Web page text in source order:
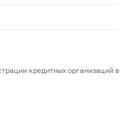
кредитных организаций в